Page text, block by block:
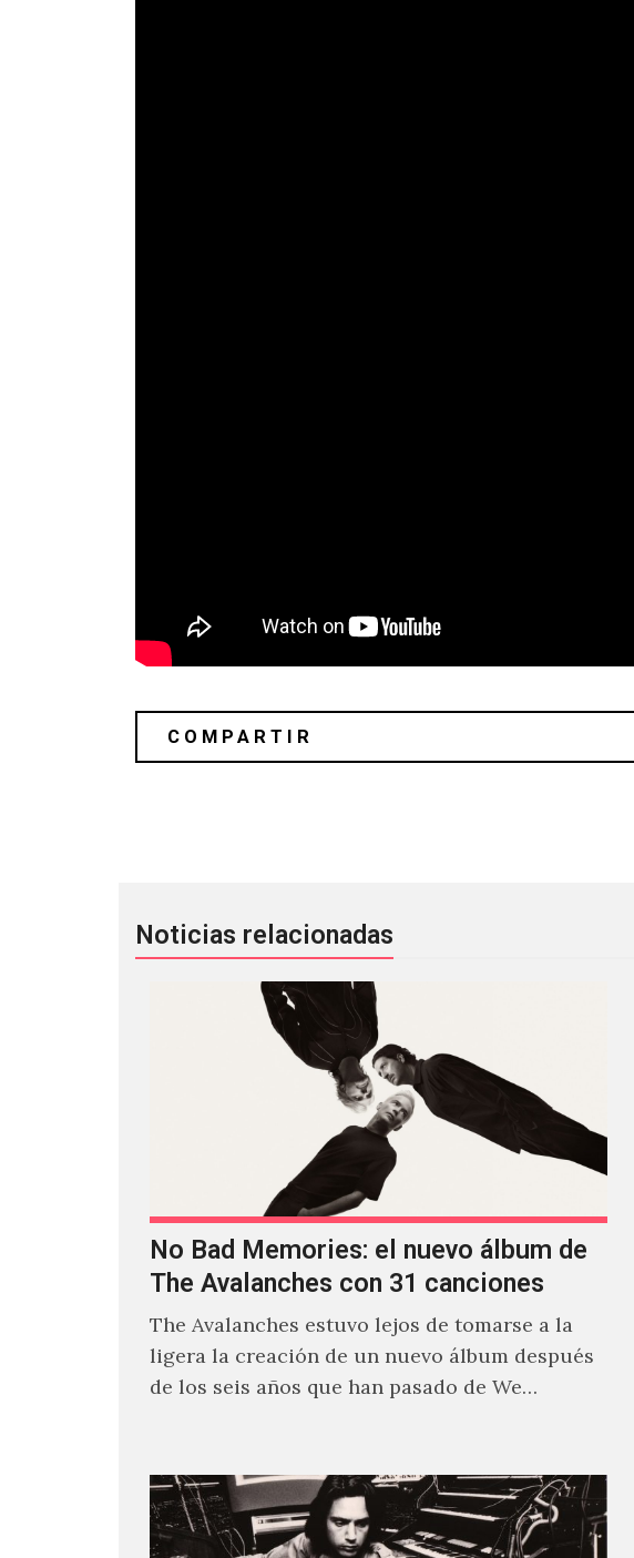
Noticias relacionadas
No Bad Memories: el nuevo álbum de
The Avalanches con 31 canciones
The Avalanches estuvo lejos de tomarse a la
ligera la creación de un nuevo álbum después
de los seis años que han pasado de We…